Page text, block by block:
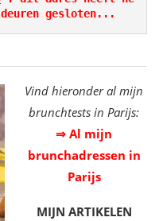
gesloten...
Vind hieronder al mijn
brunchtests in Parijs:
⇒ Al mijn
brunchadressen in
Parijs
MIJN ARTIKELEN